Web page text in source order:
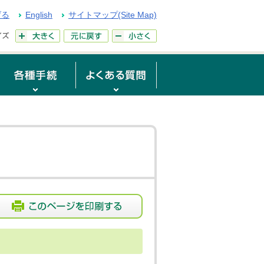
English サイトマップ(Site Map)